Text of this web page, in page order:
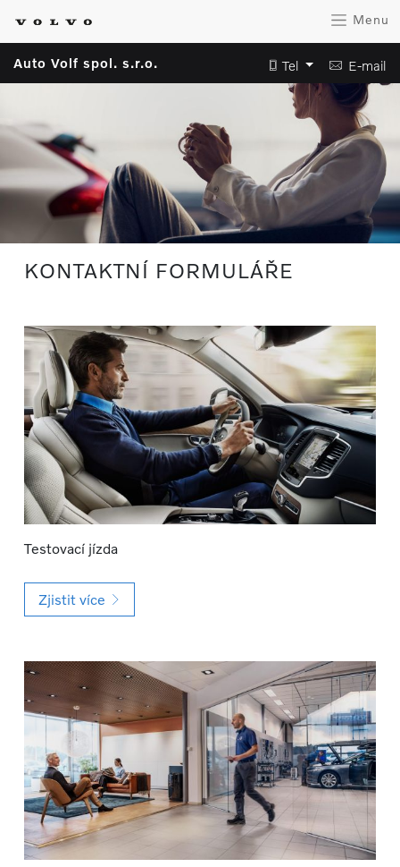
Menu
Auto Volf spol. s.r.o. Tel E-mail
KONTAKTNÍ FORMULÁŘE
Testovací jízda
Zjistit více